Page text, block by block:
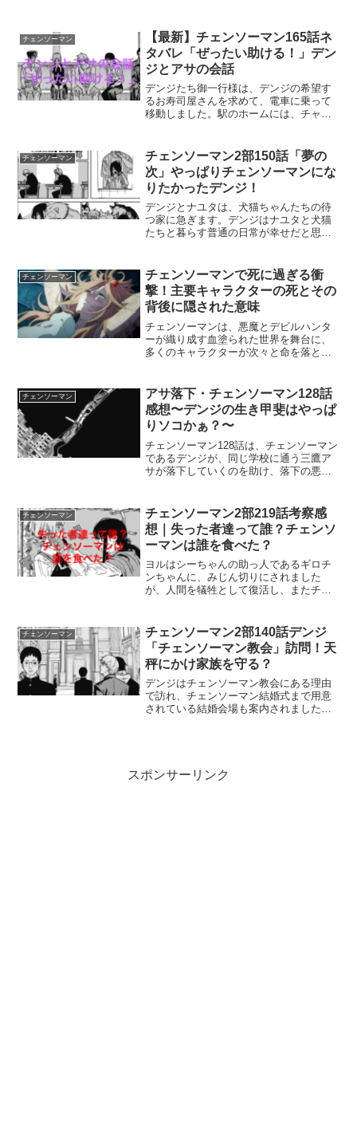
チェンソーマン
【最新】チェンソーマン165話ネ
タバレ「ぜったい助ける！」デン
ジとアサの会話
デンジたち御一行様は、デンジの希望す
るお寿司屋さんを求めて、電車に乗って
移動しました。駅のホームには、チャン
ように平然としています。デンジの微妙
な心の内が、この回で少し...
チェンソーマン
チェンソーマン2部150話「夢の
次」やっぱりチェンソーマンにな
りたかったデンジ！
デンジとナユタは、犬猫ちゃんたちの待
つ家に急ぎます。デンジはナユタと犬猫
たちと暮らす普通の日常が幸せだと思っ
たのです。それは・・・⇒チェンソーマ
ン2部149話「悪魔の選...
チェンソーマン
チェンソーマンで死に過ぎる衝
撃！主要キャラクターの死とその
背後に隠された意味
チェンソーマンは、悪魔とデビルハンタ
ーが織り成す血塗られた世界を舞台に、
多くのキャラクターが次々と命を落とし
衝撃的で、読者も「ちょっと死に過ぎる
んじゃないの？」という気...
チェンソーマン
アサ落下・チェンソーマン128話
感想〜デンジの生き甲斐はやっぱ
りソコかぁ？〜
チェンソーマン128話は、チェンソーマン
であるデンジが、同じ学校に通う三鷹ア
サが落下していくのを助け、落下の悪魔
す。しかし落下を助けながら、デンジは
下品なことをアサに言...
チェンソーマン
チェンソーマン2部219話考察感
想｜失った者達って誰？チェンソ
ーマンは誰を食べた？
ヨルはシーちゃんの助っ人であるギロチ
ンちゃんに、みじん切りにされました
が、人間を犠牲として復活し、またチェ
るように伝えましたが、勢いを増した戦
争の悪魔ヨルを誰も止めるこ...
チェンソーマン
チェンソーマン2部140話デンジ
「チェンソーマン教会」訪問！天
秤にかけ家族を守る？
デンジはチェンソーマン教会にある理由
で訪れ、チェンソーマン結婚式まで用意
されている結婚会場も案内されました。
スポンサーリンク